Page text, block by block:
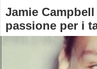
Jamie
passione per i